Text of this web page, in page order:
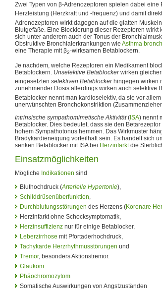
Zwei Typen von β-Adrenozeptoren spielen dabei eine
Herzleistung (Herzkraft und -frequenz) und damit
Adrenozeptoren wirkt dagegen auf die glatten
Blutgefäße. Eine Blockierung dieser Rezeptoren
sich unter anderem auch der Tonus der
Obstruktive Bronchialerkrankungen wie Asthma
eine Therapie mit β2-wirksamen Betablockern.
Je nachdem, welche Rezeptoren ein Medikament
Betablockern. Unselektive Betablockerwirken
eingesetzten selektiven Betablockerhingegen wirken
zunehmender Dosis allerdings wirken auch selektive
Betablocker nennt man kardioselektiv, da sie vor
unerwünschten Bronchokonstriktion
Intrinsische sympathomimetische Aktivität(ISA) nennt
Betablocker. Dies bedeutet, dass sie den
hohem Sympathotonus hemmen. Das Wirkmuster
Bradykardieneigung vorteilhaft sein. Es handelt sich
senken Betablocker mit ISA bei Herzinfarktdie
Einsatzmöglichkeiten
Mögliche Indikationen sind
Bluthochdruck (Arterielle Hypertonie),
Schilddrüsenüberfunktion,
Durchblutungsstörungen des Herzens (Koronare
Herzinfarkt ohne Schocksymptomatik,
Herzinsuffizienz nur für einige Betablocker,
Leberzirrhose mit Pfortaderhochdruck,
Tachykarde Herzrhythmusstörungen und
Tremor, besonders Aktionstremor.
Glaukom
Phäochromozytom
Somatische Auswirkungen von Angstzuständen